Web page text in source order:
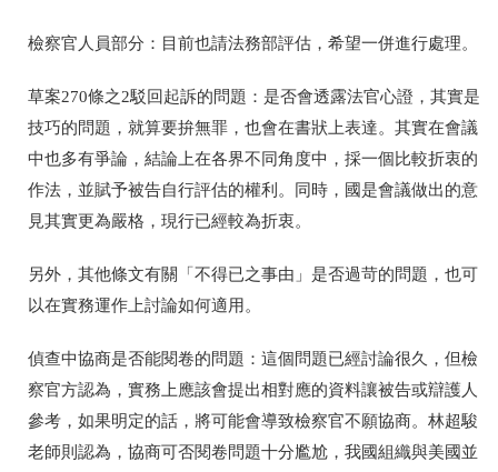
檢察官人員部分：目前也請法務部評估，希望一併進行處理。
草案270條之2駁回起訴的問題：是否會透露法官心證，其實是
技巧的問題，就算要拚無罪，也會在書狀上表達。其實在會議
中也多有爭論，結論上在各界不同角度中，採一個比較折衷的
作法，並賦予被告自行評估的權利。同時，國是會議做出的意
見其實更為嚴格，現行已經較為折衷。
另外，其他條文有關「不得已之事由」是否過苛的問題，也可
以在實務運作上討論如何適用。
偵查中協商是否能閱卷的問題：這個問題已經討論很久，但檢
察官方認為，實務上應該會提出相對應的資料讓被告或辯護人
參考，如果明定的話，將可能會導致檢察官不願協商。林超駿
老師則認為，協商可否閱卷問題十分尷尬，我國組織與美國並